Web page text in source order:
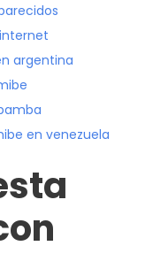
argentina
en venezuela